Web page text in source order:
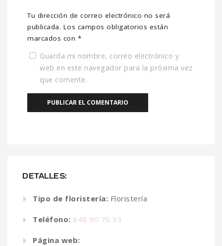
DETALLES:
Tipo de floristería: Floristería
Teléfono: 648 90 70 33
Página web:
Tu dirección de correo electrónico no será
publicada. Los campos obligatorios están
marcados con *
Guarda mi nombre, correo electrónico y
web en este navegador para la próxima vez
que comente.